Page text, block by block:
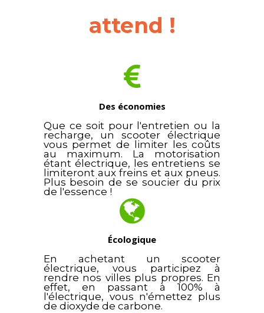
attend !
Des économies
Que ce soit pour l'entretien ou la
recharge, un scooter électrique
vous permet de limiter les coûts
au maximum. La motorisation
étant électrique, les entretiens se
limiteront aux freins et aux pneus.
Plus besoin de se soucier du prix
de l'essence !
Écologique
En achetant un scooter
électrique, vous participez à
rendre nos villes plus propres. En
effet, en passant à 100% à
l'électrique, vous n'émettez plus
de dioxyde de carbone.